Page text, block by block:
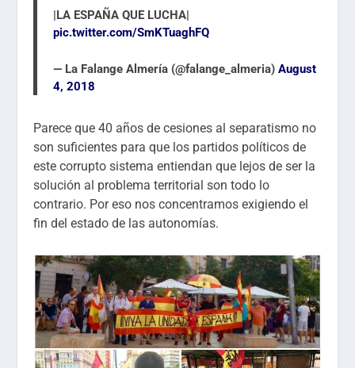
|LA ESPAÑA QUE LUCHA|
pic.twitter.com/SmKTuaghFQ
— La Falange Almería (@falange_almeria)August
4, 2018
Parece que 40 años de cesiones al separatismo no
son suficientes para que los partidos políticos de
este corrupto sistema entiendan que lejos de ser la
solución al problema territorial son todo lo
contrario. Por eso nos concentramos exigiendo el
fin del estado de las autonomías.